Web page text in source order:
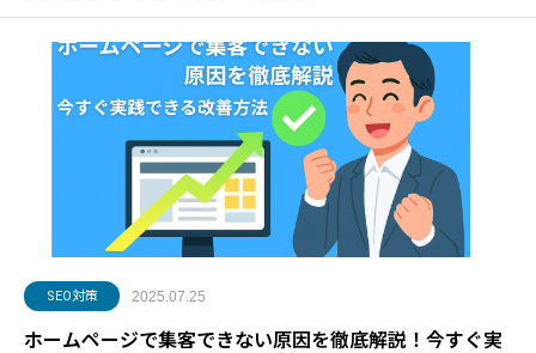
SEO対策 2025.07.25
ホームページで集客できない原因を徹底解説！今すぐ実